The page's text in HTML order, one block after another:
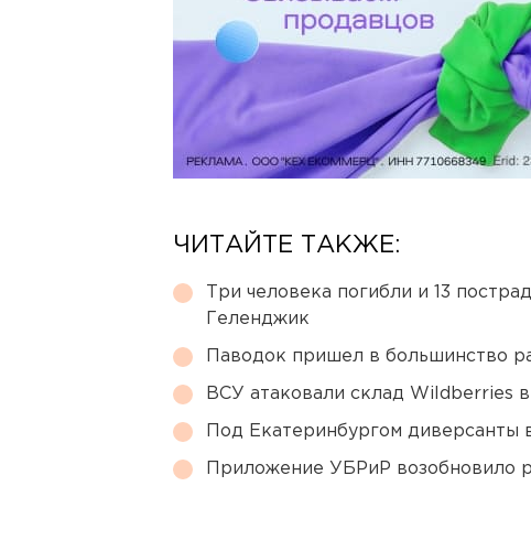
ЧИТАЙТЕ ТАКЖЕ:
Три человека погибли и 13
Геленджик
Паводок пришел в большинство
ВСУ атаковали склад Wildberries
Под Екатеринбургом диверсанты
Приложение УБРиР возобновило